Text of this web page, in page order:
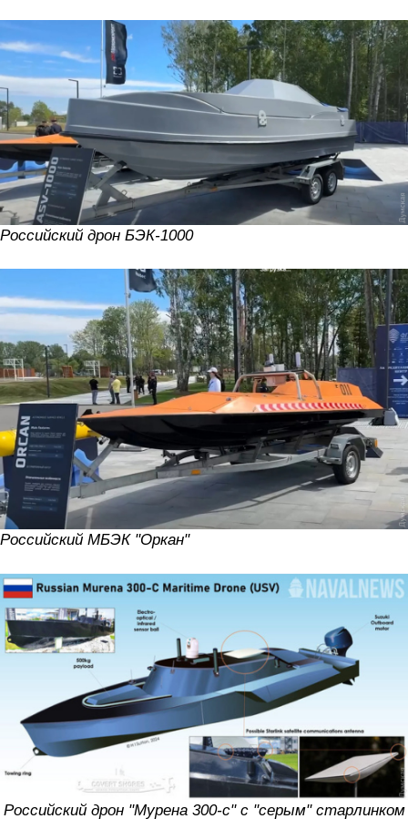
Российский дрон БЭК-1000
Российский МБЭК "Оркан"
Российский дрон "Мурена 300-с" с "серым" старлинком